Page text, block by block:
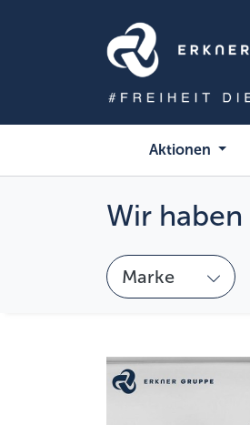
Aktionen
Wir haben
Marke wählen
Marke